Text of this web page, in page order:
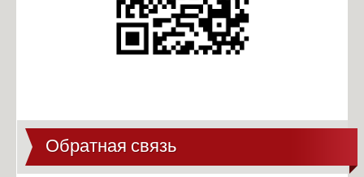
Обратная связь